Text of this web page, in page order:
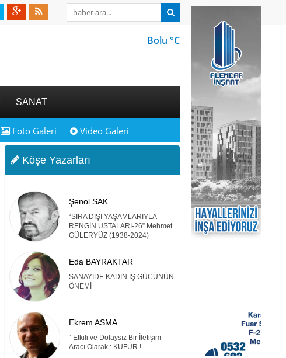
Bolu °C
SANAT
Foto Galeri Video Galeri
Köşe Yazarları
Şenol SAK
“SIRA DIŞI YAŞAMLARIYLA
RENGİN USTALARI-26” Mehmet
GÜLERYÜZ (1938-2024)
Eda BAYRAKTAR
SANAYİDE KADIN İŞ GÜCÜNÜN
ÖNEMİ
Ekrem ASMA
“ Etkili ve Dolaysız Bir İletişim
Aracı Olarak : KÜFÜR !